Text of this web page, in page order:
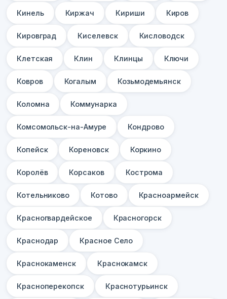
Кинель Киржач Кириши Киров
Кировград Киселевск Кисловодск
Клетская Клин Клинцы Ключи
Ковров Когалым Козьмодемьянск
Коломна Коммунарка
Комсомольск-на-Амуре Кондрово
Копейск Кореновск Коркино
Королёв Корсаков Кострома
Котельниково Котово Красноармейск
Красногвардейское Красногорск
Краснодар Красное Село
Краснокаменск Краснокамск
Красноперекопск Краснотурьинск